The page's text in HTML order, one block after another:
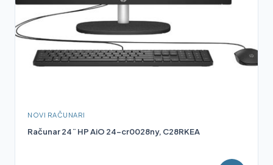
NOVI RAČUNARI
Računar 24¨ HP AiO 24-cr0028ny, C28RKEA